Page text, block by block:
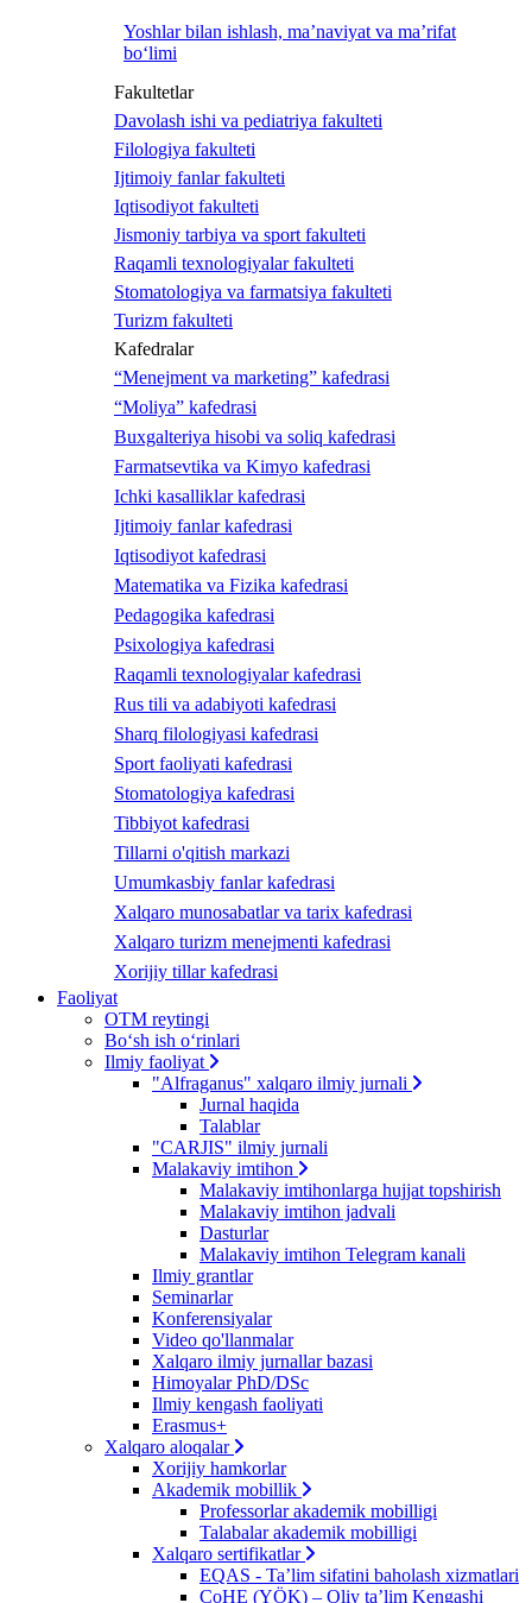
Yoshlar bilan ishlash, ma’naviyat va ma’rifat
bo‘limi
Fakultetlar
Davolash ishi va pediatriya fakulteti
Filologiya fakulteti
Ijtimoiy fanlar fakulteti
Iqtisodiyot fakulteti
Jismoniy tarbiya va sport fakulteti
Raqamli texnologiyalar fakulteti
Stomatologiya va farmatsiya fakulteti
Turizm fakulteti
Kafedralar
“Menejment va marketing” kafedrasi
“Moliya” kafedrasi
Buxgalteriya hisobi va soliq kafedrasi
Farmatsevtika va Kimyo kafedrasi
Ichki kasalliklar kafedrasi
Ijtimoiy fanlar kafedrasi
Iqtisodiyot kafedrasi
Matematika va Fizika kafedrasi
Pedagogika kafedrasi
Psixologiya kafedrasi
Raqamli texnologiyalar kafedrasi
Rus tili va adabiyoti kafedrasi
Sharq filologiyasi kafedrasi
Sport faoliyati kafedrasi
Stomatologiya kafedrasi
Tibbiyot kafedrasi
Tillarni o'qitish markazi
Umumkasbiy fanlar kafedrasi
Xalqaro munosabatlar va tarix kafedrasi
Xalqaro turizm menejmenti kafedrasi
Xorijiy tillar kafedrasi
Faoliyat
OTM reytingi
Bo‘sh ish o‘rinlari
Ilmiy faoliyat
"Alfraganus" xalqaro ilmiy jurnali
Jurnal haqida
Talablar
"CARJIS" ilmiy jurnali
Malakaviy imtihon
Malakaviy imtihonlarga hujjat topshirish
Malakaviy imtihon jadvali
Dasturlar
Malakaviy imtihon Telegram kanali
Ilmiy grantlar
Seminarlar
Konferensiyalar
Video qo'llanmalar
Xalqaro ilmiy jurnallar bazasi
Himoyalar PhD/DSc
Ilmiy kengash faoliyati
Erasmus+
Xalqaro aloqalar
Xorijiy hamkorlar
Akademik mobillik
Professorlar akademik mobilligi
Talabalar akademik mobilligi
Xalqaro sertifikatlar
EQAS - Ta’lim sifatini baholash xizmatlari
CoHE (YÖK) – Oliy ta’lim Kengashi